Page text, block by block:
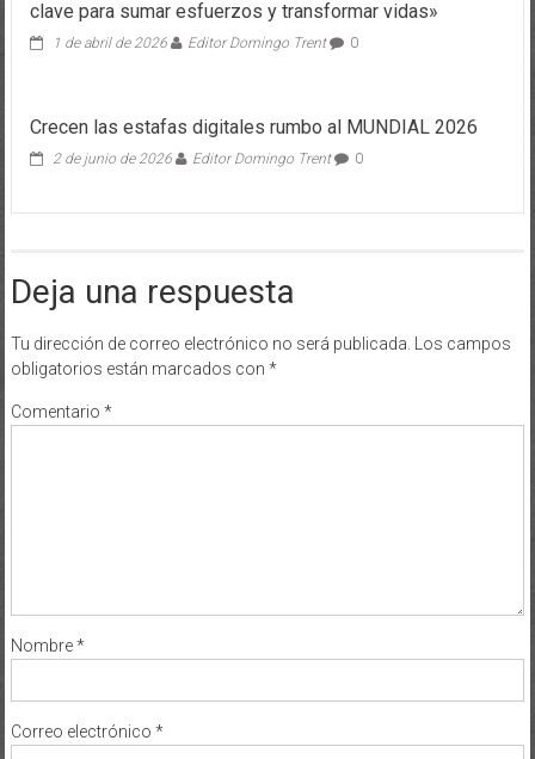
clave para sumar esfuerzos y transformar vidas»
1 de abril de 2026 Editor Domingo Trent 0
Crecen las estafas digitales rumbo al MUNDIAL 2026
2 de junio de 2026 Editor Domingo Trent 0
Deja una respuesta
Tu dirección de correo electrónico no será publicada.
Los campos
obligatorios están marcados con *
Comentario *
Nombre*
Correo electrónico *